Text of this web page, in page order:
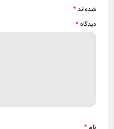
دیدگاه*